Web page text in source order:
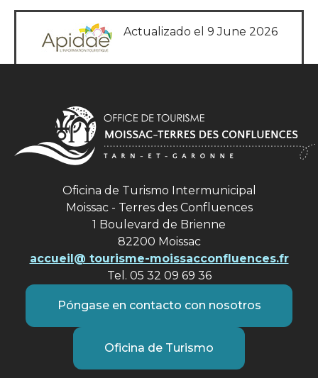
Actualizado el 9 June 2026
Oficina de Turismo Intermunicipal
Moissac - Terres des Confluences
1 Boulevard de Brienne
82200 Moissac
accueil@ tourisme-moissacconfluences.fr
Tel. 05 32 09 69 36
Póngase en contacto con nosotros
Oficina de Turismo